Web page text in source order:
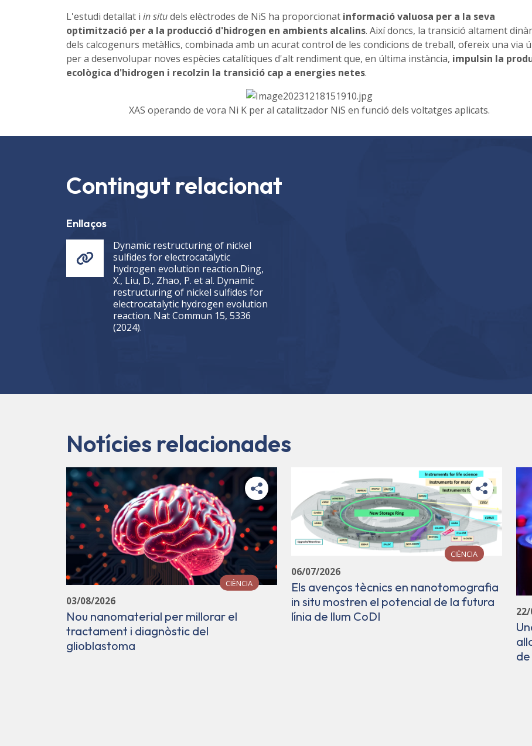
L'estudi detallat i in situdels elèctrodes de NiS ha proporcionatinformació valuosa per a la seva
optimització per a la producció d'hidrogen en ambients alcalins. Així doncs, la transició altament
dels calcogenurs metàl·lics, combinada amb un acurat control de les condicions de treball, ofereix una via
per a desenvolupar noves espècies catalítiques d'alt rendiment que, en última instància, impulsin la
ecològica d'hidrogen i recolzin la transició cap a energies netes.
XAS operando de vora Ni K per al catalitzador NiS en funció dels voltatges aplicats.
Contingut relacionat
Enllaços
Dynamic restructuring of nickel
sulfides for electrocatalytic
hydrogen evolution reaction.Ding,
X., Liu, D., Zhao, P. et al. Dynamic
restructuring of nickel sulfides for
electrocatalytic hydrogen evolution
reaction. Nat Commun 15, 5336
(2024).
Notícies relacionades
CIÈNCIA
03/08/2026
Nou nanomaterial per millorar el
tractament i diagnòstic del
glioblastoma
CIÈNCIA
06/07/2026
Els avenços tècnics en nanotomografia
in situ mostren el potencial de la futura
línia de llum CoDI